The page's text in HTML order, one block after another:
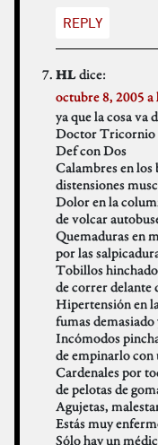
REPLY
HLdice:
octubre 8, 2005 a
ya que la cosa va
Doctor Tricornio
Def con Dos
Calambres en los
distensiones
Dolor en la
de volcar
Quemaduras en
por las
Tobillos
de correr delante
Hipertensión en
fumas demasiado
Incómodos
de empinarlo
Cardenales por
de pelotas de
Agujetas,
Estás muy
Sólo hay un